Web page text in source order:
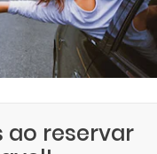
ao reservar